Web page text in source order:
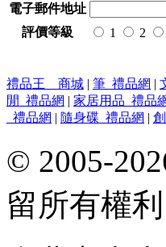
電子郵件地址
評價等級
1 2
禮品王 商城 | 筆_禮品網 |
閒_禮品網 | 家居用品_禮品
_禮品網 | 隨身碟_禮品網 |
© 2005-
留所有權利